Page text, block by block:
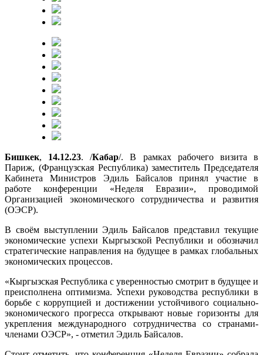
Бишкек, 14.12.23. /Кабар/. В рамках рабочего визита в
Париж, (Французская Республика) заместитель Председателя
Кабинета Министров Эдиль Байсалов принял участие в
работе конференции «Неделя Евразии», проводимой
Организацией экономического сотрудничества и развития
(ОЭСР).
В своём выступлении Эдиль Байсалов представил текущие
экономические успехи Кыргызской Республики и обозначил
стратегические направления на будущее в рамках глобальных
экономических процессов.
«Кыргызская Республика с уверенностью смотрит в будущее и
преисполнена оптимизма. Успехи руководства республики в
борьбе с коррупцией и достижении устойчивого социально-
экономического прогресса открывают новые горизонты для
укрепления международного сотрудничества со странами-
членами ОЭСР», - отметил Эдиль Байсалов.